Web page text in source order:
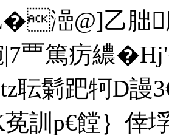
澏@]乙胐
覀篤疠繷
耺鬎跁牱D謾
訓p€饄｝倖